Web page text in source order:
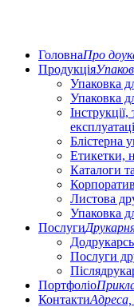
ГоловнаПро
Продукція
Упаковка
Упаковка
Блістерна
Етикетки,
Каталоги
Листова
Упаковка
Послуги
Послуги
Портфоліо
Контакти